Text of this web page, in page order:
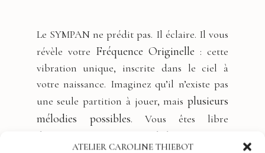
ATELIER CAROLINE THIEBOT
Le SYMPAN ne prédit pas. Il éclaire. Il vous
révèle votre Fréquence Originelle : cette
vibration unique, inscrite dans le ciel à
votre naissance. Imaginez qu’il n’existe pas
une seule partition à jouer, maisplusieurs
mélodies possibles. Vous êtes libre
d’emprunter n’importe quel chemin.